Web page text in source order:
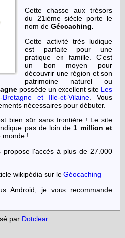
Cette chasse aux trésors
du 21ième siècle porte le
nom deGéocaching.
Cette activité très ludique
est parfaite pour une
pratique en famille. C'est
un bon moyen pour
découvrir une région et son
patrimoine naturel ou
possède un excellent site Les
et Ille-et-Vilaine . Vous
nécessaires pour débuter.
bien sûr sans frontière ! Le site
pas de loin de1 million et
monde !
l'accès à plus de 27.000
wikipédia sur le Géocaching
Android, je vous recommande
par Dotclear